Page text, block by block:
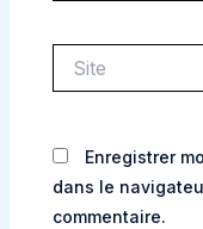
Enregistrer
dans le
commentaire.